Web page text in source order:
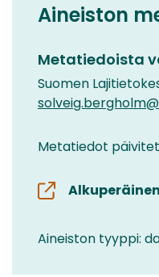
Aineiston
Metatiedoista
Suomen
Metatiedot
Aineiston tyyppi: